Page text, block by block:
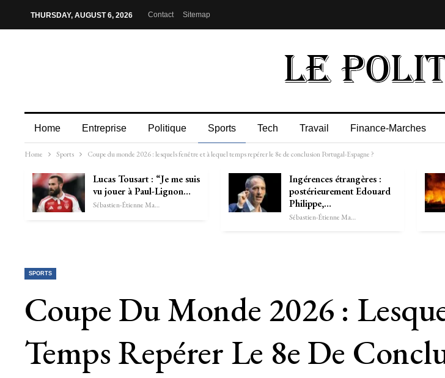
THURSDAY, AUGUST 6, 2026 Contact Sitemap
Home Entreprise Politique Sports Tech Travail Finance-Marches
Home Sports Coupe du monde 2026 : lesquels fenêtre et à lequel temps repérer le 8e de conclusion Portugal-Espagne ?
Lucas Tousart : “Je me suis
vu jouer à Paul-Lignon…
Sébastien-Étienne Marechal
Ingérences étrangères :
postérieurement Edouard
Philippe,…
Sébastien-Étienne Marechal
SPORTS
Coupe Du Monde 2026 :
Temps Repérer Le 8e De